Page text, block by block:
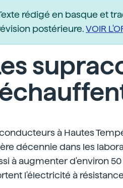
rédigé en basque et
postérieure.VOIR
à Hautes
décennie dans les
à augmenter d'environ
l'électricité à